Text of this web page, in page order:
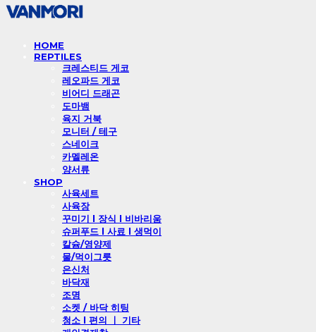
HOME
REPTILES
크레스티드 게코
레오파드 게코
비어디 드래곤
도마뱀
육지 거북
모니터 / 테구
스네이크
카멜레온
양서류
SHOP
사육세트
사육장
꾸미기 l 장식 l 비바리움
슈퍼푸드 l 사료 l 생먹이
칼슘/영양제
물/먹이그릇
은신처
바닥재
조명
소켓 / 바닥 히팅
청소 l 편의 ㅣ 기타